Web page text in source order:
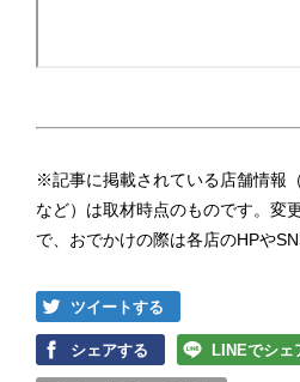
※記事に掲載されている店舗情報
など）は取材時点のものです。変
で、おでかけの際は各店のHPや
ツイートする
シェアする LINEでシェ